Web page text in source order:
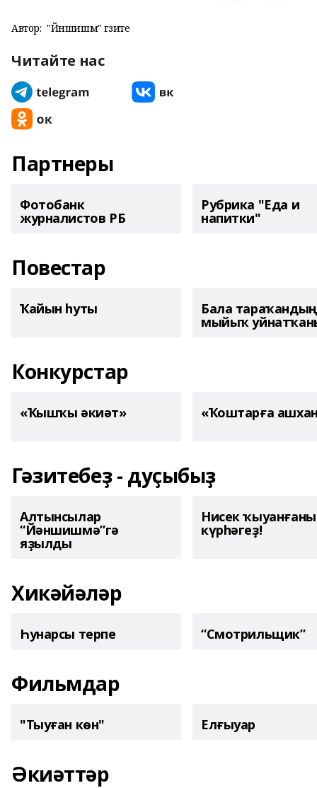
Автор: "Йәншишмә" гәзите
Читайте нас
Партнеры
Фотобанк
журналистов РБ
Рубрика "Еда и
напитки"
Повестар
Ҡайын һуты Бала тараҡандың
мыйыҡ
Конкурстар
«Ҡышҡы әкиәт» «Ҡоштарға
Гәзитебеҙ - дуҫыбыҙ
Алтынсылар
“Йәншишмә”гә
яҙылды
Нисек
күрһәгеҙ!
Хикәйәләр
Һунарсы терпе “Смотрильщик”
Фильмдар
"Тыуған көн" Елғыуар
Әкиәттәр